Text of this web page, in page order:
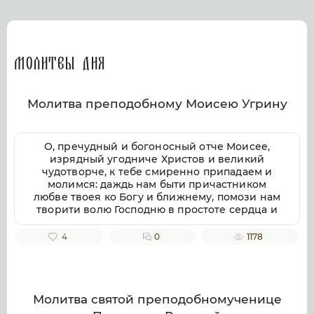
Молитвы дня
Молитва преподобному Моисею Угрину
О, пречудный и богоносный отче Моисее,
изрядный угодниче Христов и великий
чудотворче, к тебе смиренно припадаем и
молимся: даждь нам быти причастником
любве твоея ко Богу и ближнему, помози нам
творити волю Господню в простоте сердца и
смирении, заповеди Господни совершати
непогрешительно, призри благоутробно на
заступления и достойную песнь тебе
приносящих, тебе ублажаем, отче Моисее, тя
4 0 1178
Молитва святой преподобномученице